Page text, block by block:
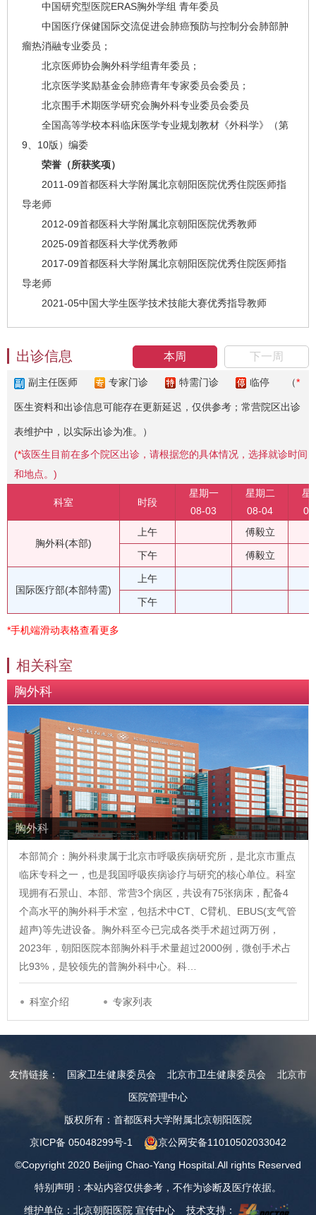
中国研究型医院ERAS胸外学组 青年委员
中国医疗保健国际交流促进会肺癌预防与控制分会肺部肿
瘤热消融专业委员；
北京医师协会胸外科学组青年委员；
北京医学奖励基金会肺癌青年专家委员会委员；
北京围手术期医学研究会胸外科专业委员会委员
全国高等学校本科临床医学专业规划教材《外科学》（第
9、10版）编委
荣誉（所获奖项）
2011-09首都医科大学附属北京朝阳医院优秀住院医师指
导老师
2012-09首都医科大学附属北京朝阳医院优秀教师
2025-09首都医科大学优秀教师
2017-09首都医科大学附属北京朝阳医院优秀住院医师指
导老师
2021-05中国大学生医学技术技能大赛优秀指导教师
本周 下一周
出诊信息
副主任医师 专家门诊 特需门诊 临停 （*
医生资料和出诊信息可能存在更新延迟，仅供参考；常营院区出诊
表维护中，以实际出诊为准。）
(*该医生目前在多个院区出诊，请根据您的具体情况，选择就诊时间
和地点。)
科室 时段
星期一
08-03
星期二
08-04
星
胸外科(本部)
上午 傅毅立
下午 傅毅立
国际医疗部(本部特需)
上午
下午
*手机端滑动表格查看更多
相关科室
胸外科
胸外科
本部简介：胸外科隶属于北京市呼吸疾病研究所，是北京市重点
临床专科之一，也是我国呼吸疾病诊疗与研究的核心单位。科室
现拥有石景山、本部、常营3个病区，共设有75张病床，配备4
个高水平的胸外科手术室，包括术中CT、C臂机、EBUS(支气管
超声)等先进设备。胸外科至今已完成各类手术超过两万例，
2023年，朝阳医院本部胸外科手术量超过2000例，微创手术占
比93%，是较领先的普胸外科中心。科…
科室介绍 专家列表
友情链接： 国家卫生健康委员会 北京市卫生健康委员会
北京市
医院管理中心
版权所有：首都医科大学附属北京朝阳医院
京ICP备 05048299号-1
京公网安备11010502033042
©Copyright 2020 Beijing Chao-Yang Hospital.All rights Reserved
特别声明：本站内容仅供参考，不作为诊断及医疗依据。
维护单位：北京朝阳医院 宣传中心 技术支持：